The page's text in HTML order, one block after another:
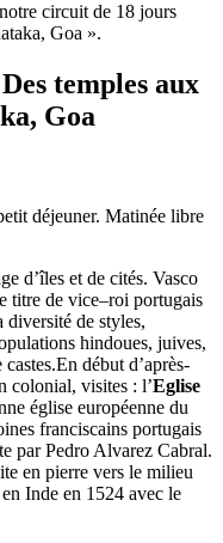
circuit de 18 jours
Goa ».
temples aux
Goa
déjeuner. Matinée libre
d’îles et de cités. Vasco
titre de vice–roi portugais
de styles,
hindoues, juives,
début d’après-
colonial, visites : l’Eglise
église européenne du
franciscains portugais
par Pedro Alvarez Cabral.
en pierre vers le milieu
Inde en 1524 avec le